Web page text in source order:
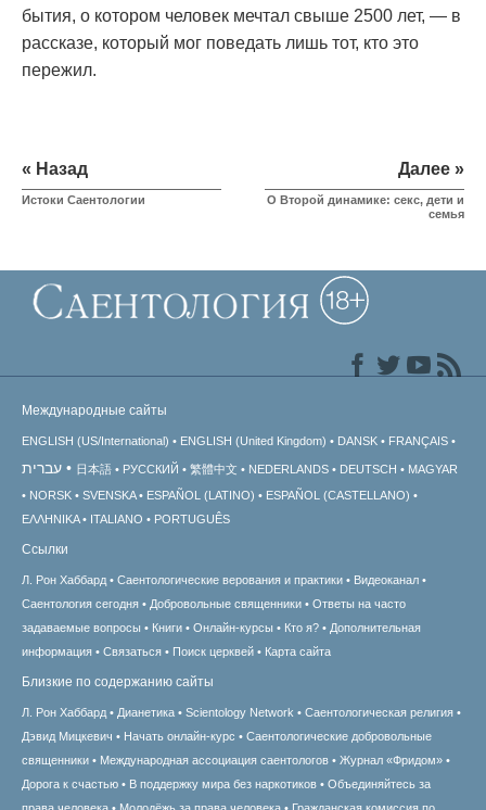
бытия, о котором человек мечтал свыше 2500 лет, — в
рассказе, который мог поведать лишь тот, кто это
пережил.
« Назад
Истоки Саентологии
Далее »
О Второй динамике: секс, дети и
семья
Международные сайты
ENGLISH (US/International) ENGLISH (United Kingdom) DANSK FRANÇAIS
עברית 日本語 РУССКИЙ 繁體中文 NEDERLANDS DEUTSCH
MAGYAR
NORSK
SVENSKA ESPAÑOL (LATINO)
ESPAÑOL (CASTELLANO)
ΕΛΛΗΝΙΚA
ITALIANO PORTUGUÊS
Ссылки
Л. Рон Хаббард Саентологические верования и практики
Видеоканал
Саентология сегодня
Добровольные священники
Ответы на часто
задаваемые вопросы
Книги Онлайн-курсы Кто я?
Дополнительная
информация
Связаться Поиск церквей Карта сайта
Близкие по содержанию сайты
Л. Рон Хаббард Дианетика Scientology Network
Саентологическая религия
Дэвид Мицкевич
Начать онлайн-курс
Саентологические добровольные
священники
Международная ассоциация саентологов
Журнал «Фридом»
Дорога к счастью
В поддержку мира без наркотиков
Объединяйтесь за